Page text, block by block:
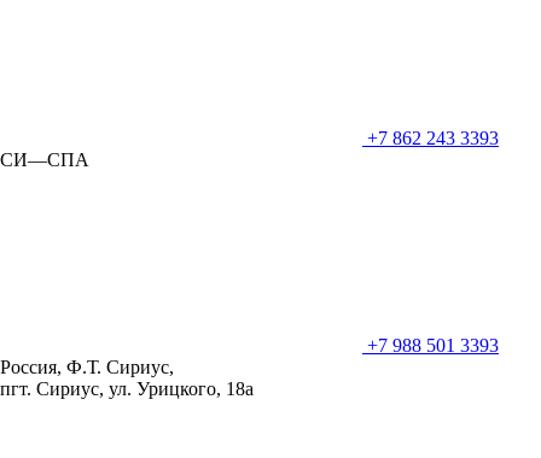
+7 862 243 3393
СИ—СПА
+7 988 501 3393
Россия, Ф.Т. Сириус,
пгт. Сириус, ул. Урицкого, 18а